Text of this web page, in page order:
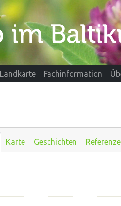
Landkarte Fachinformation
Karte Geschichten